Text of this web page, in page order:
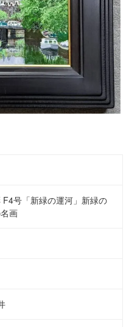
号「新緑の運河」新緑の
画